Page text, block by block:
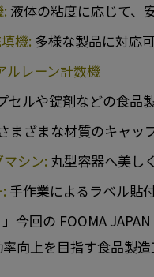
液体の粘度に応じて、
機: 多様な製品に対応
レーン計数機
セルや錠剤などの食品
まざまな材質のキャッ
シン: 丸型容器へ美し
手作業によるラベル貼
今回の FOOMA
向上を目指す食品製